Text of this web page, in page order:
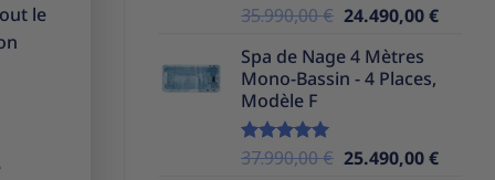
le
Note5.00
35.990,00€ Le
initial
était :
24.490,00€Le
Spa de Nage 4 Mètres
Mono-Bassin - 4 Places,
Modèle F
Note5.00
37.990,00€ Le
25.490,00€Le